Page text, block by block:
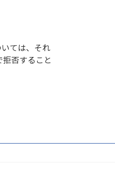
ては、それ
否すること